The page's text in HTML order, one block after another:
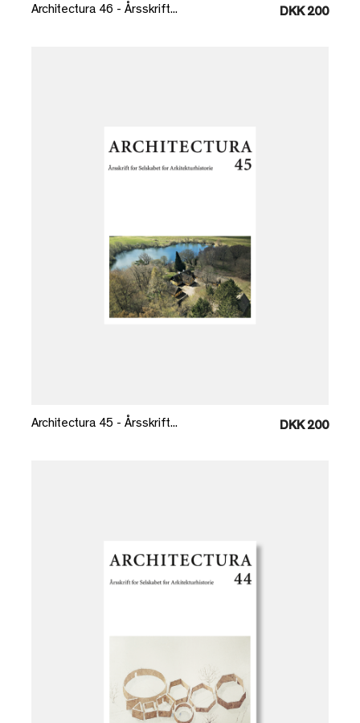
Architectura 46 - Årsskrift... DKK 200
Architectura 45 - Årsskrift... DKK 200